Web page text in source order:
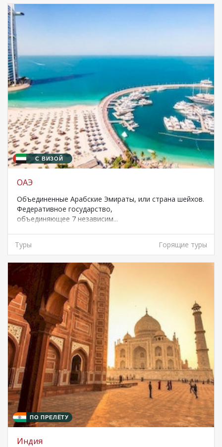
С ВИЗОЙ
ОАЭ
Объединенные Арабские Эмираты, или страна шейхов.
Федеративное государство,
объединяющее 7 независим...
Туры Горящие туры
ПО ПРЕЛЁТУ
Индия